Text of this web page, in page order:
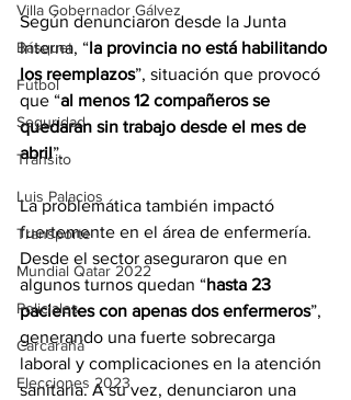
Villa Gobernador Gálvez
Básquet
Fútbol
Seguridad
Tránsito
Luis Palacios
Transporte
Mundial Qatar 2022
Policiales
Carcarañá
Elecciones 2023
Según denunciaron desde la Junta
Interna, “la provincia no está habilitando
los reemplazos”, situación que provocó
que “al menos 12 compañeros se
quedaran sin trabajo desde el mes de
abril”.
La problemática también impactó
fuertemente en el área de enfermería.
Desde el sector aseguraron que en
algunos turnos quedan “hasta 23
pacientes con apenas dos enfermeros”,
generando una fuerte sobrecarga
laboral y complicaciones en la atención
sanitaria. A su vez, denunciaron una